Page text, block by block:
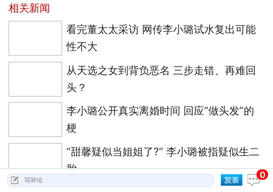
相关新闻
看完董太太采访 网传李小璐试水复出可能
性不大
从天选之女到背负恶名 三步走错、再难回
头？
李小璐公开真实离婚时间 回应“做头发”的
梗
“甜馨疑似当姐姐了?” 李小璐被指疑似生二
胎
0